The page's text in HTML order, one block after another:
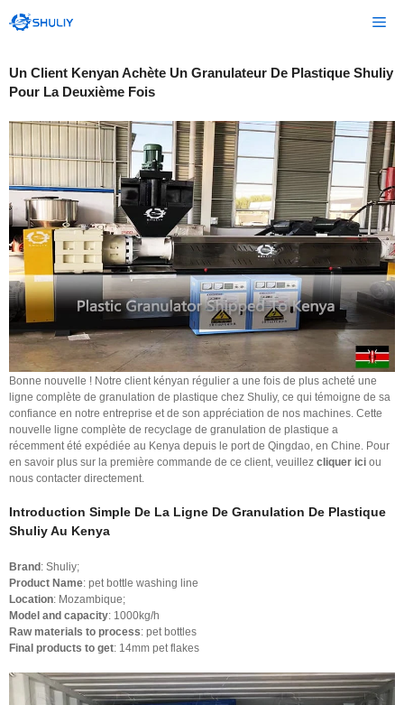
au
Un Client Kenyan Achète Un Granulateur De Plastique Shuliy
Pour La Deuxième Fois
Bonne nouvelle ! Notre client kényan régulier a une fois de plus acheté une
ligne complète de granulation de plastique chez Shuliy, ce qui témoigne de sa
confiance en notre entreprise et de son appréciation de nos machines. Cette
nouvelle ligne complète de recyclage de granulation de plastique a
récemment été expédiée au Kenya depuis le port de Qingdao, en Chine. Pour
en savoir plus sur la première commande de ce client, veuillez cliquer ici ou
nous contacter directement.
Introduction Simple De La Ligne De Granulation De Plastique
Shuliy Au Kenya
Brand: Shuliy;
Product Name: pet bottle washing line
Location: Mozambique;
Model and capacity: 1000kg/h
Raw materials to process: pet bottles
Final products to get: 14mm pet flakes